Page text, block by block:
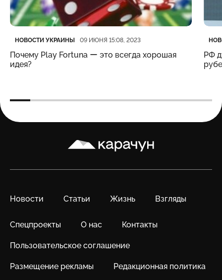
Категория
НОВОСТИ УКРАИНЫ
Дата публикации 09 ИЮНЯ 15:08, 2023
Почему Play Fortuna ー это всегда хорошая
идея?
РФ
Карачун
Новости Статьи Жизнь Взгляды
Спецпроекты О нас Контакты
Пользовательское соглашение
Размещение рекламы Редакционная политика